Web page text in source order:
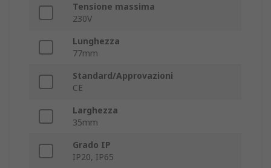
Tensione massima
230V
Lunghezza
77mm
Standard/Approvazioni
CE
Larghezza
35mm
Grado IP
IP20, IP65